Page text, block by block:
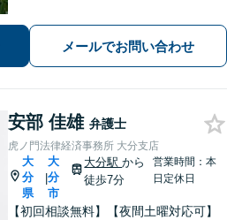
メールでお問い合わせ
安部 佳雄 弁護士
虎ノ門法律経済事務所 大分支店
大
分
県
|
大
分
市
大分駅から
徒歩7分
営業時間：本
日定休日
【初回相談無料】【夜間土曜対応可】